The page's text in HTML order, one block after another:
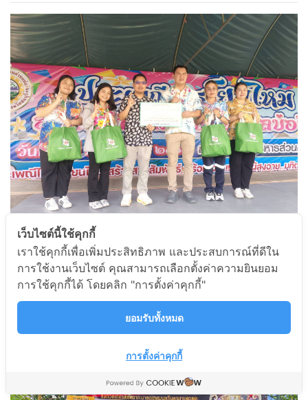
4/04/26 บริษัทฮีดากาโยโก เอ็นเตอร์ไพรส์ จำกัด สาขาบ่อวิน
มอบถุงปันสุขรวมมูลค่า 3,000 บาท เพื่อสนับสนุนกิจกรรมโยน
ไหม สายสัมพันธ์ อบต.บ่อวิน
เว็บไซต์นี้ใช้คุกกี้
เราใช้คุกกี้เพื่อเพิ่มประสิทธิภาพ และประสบการณ์ที่ดีใน
การใช้งานเว็บไซต์ คุณสามารถเลือกตั้งค่าความยินยอม
การใช้คุกกี้ได้ โดยคลิก "การตั้งค่าคุกกี้"
ยอมรับทั้งหมด
การตั้งค่าคุกกี้